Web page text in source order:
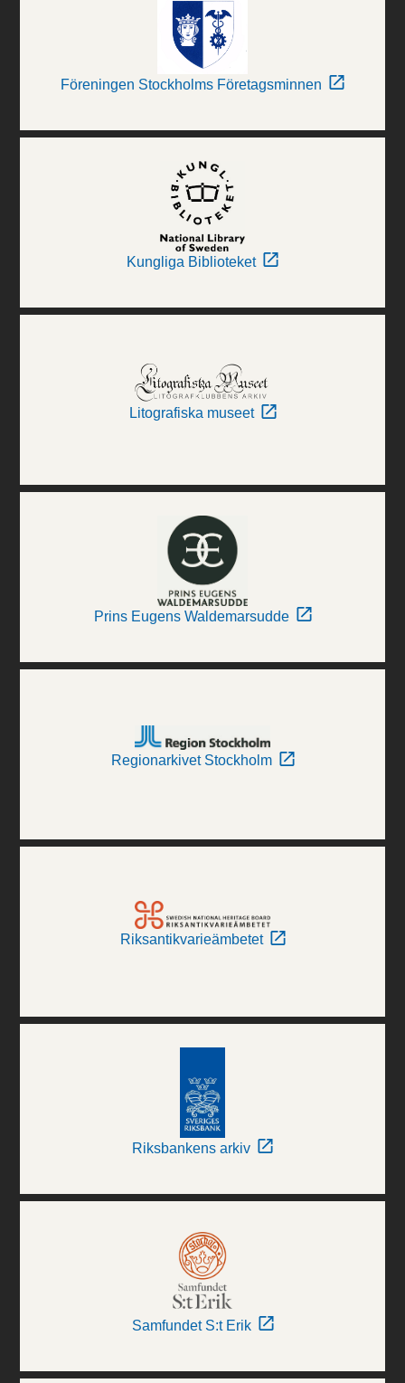
Föreningen Stockholms Företagsminnen
Kungliga Biblioteket
Litografiska museet
Prins Eugens Waldemarsudde
Regionarkivet Stockholm
Riksantikvarieämbetet
Riksbankens arkiv
Samfundet S:t Erik